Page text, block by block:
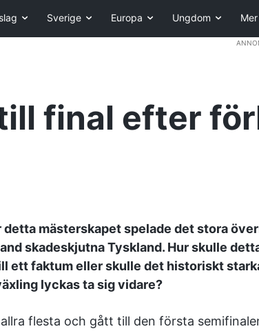
Sverige Europa Ungdom
final efter
mästerskapet spelade det stora
skadeskjutna Tyskland. Hur skulle
ett faktum eller skulle det historiskt
lyckas ta sig vidare?
flesta och gått till den första